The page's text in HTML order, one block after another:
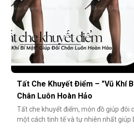
Tất Che Khuyết Điểm – "Vũ Khí
Chân Luôn Hoàn Hảo
Tất che khuyết điểm, món đồ giúp đôi
một cách tinh tế và tự nhiên nhất giúp